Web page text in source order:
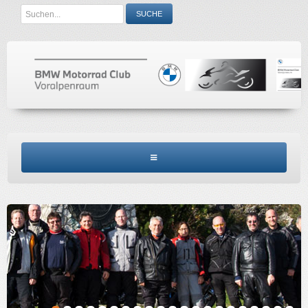
Search
...
SUCHE
CLUBINFO
TERMINE
ACCESSORIES